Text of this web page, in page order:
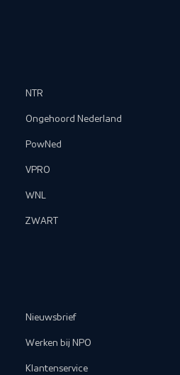
NTR
Ongehoord Nederland
PowNed
VPRO
WNL
ZWART
Nieuwsbrief
Werken bij NPO
Klantenservice